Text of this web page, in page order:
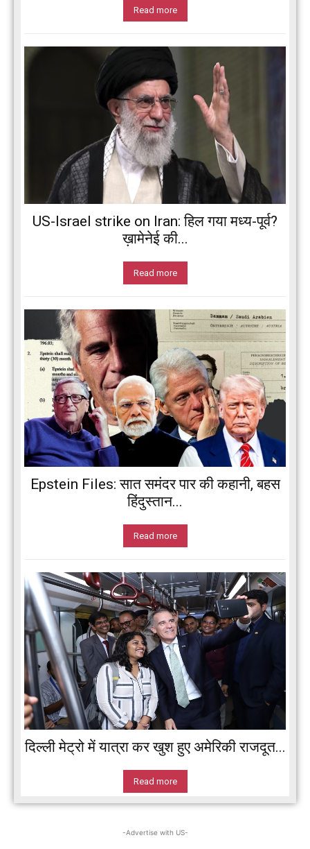
Read more
US-Israel strike on Iran: हिल गया मध्य-पूर्व?
ख़ामेनेई की...
Read more
Epstein Files: सात समंदर पार की कहानी, बहस
हिंदुस्तान...
Read more
दिल्ली मेट्रो में यात्रा कर खुश हुए अमेरिकी राजदूत...
Read more
-Advertise with US-